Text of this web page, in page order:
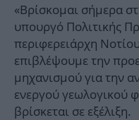
«Βρίσκομαι σήμερα
υπουργό Πολιτικής
περιφερειάρχη
επιβλέψουμε την
μηχανισμού για την
ενεργού γεωλογικού
βρίσκεται σε εξέλιξη.